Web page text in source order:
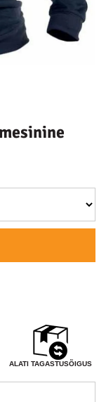
ALATI TAGASTUSÕIGUS